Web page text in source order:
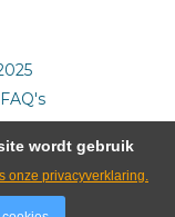
wordt gebruik
onze privacyverklaring.